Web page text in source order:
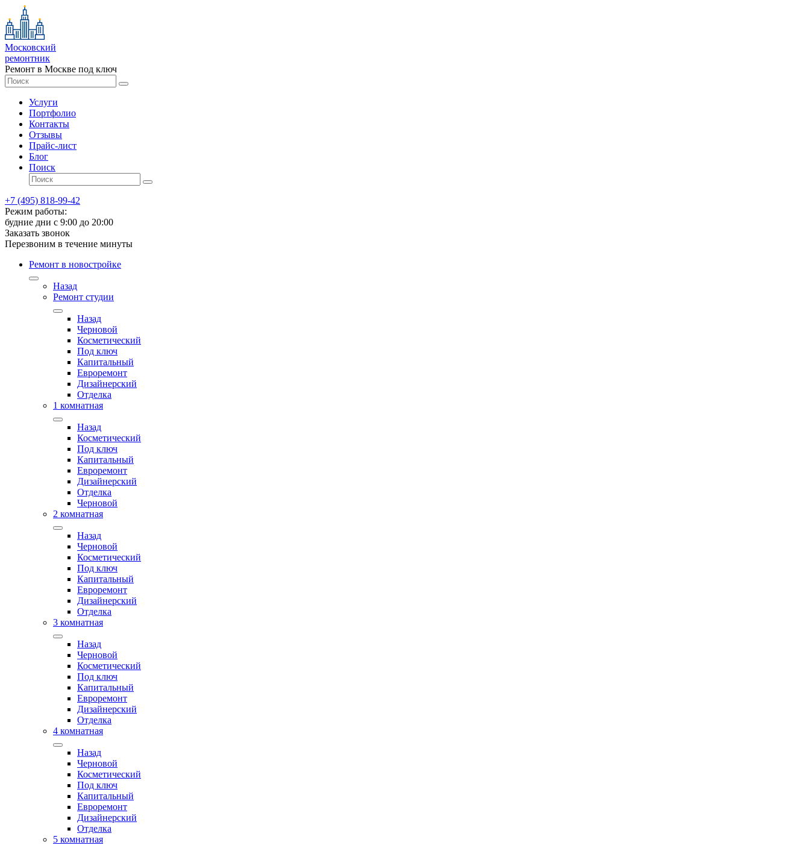
Московский
ремонтник
Ремонт в Москве под ключ
Услуги
Портфолио
Контакты
Отзывы
Прайс-лист
Блог
Поиск
+7 (495) 818-99-42
Режим работы:
будние дни с 9:00 до 20:00
Заказать звонок
Перезвоним в течение минуты
Ремонт в новостройке
Назад
Ремонт студии
Назад
Черновой
Косметический
Под ключ
Капитальный
Евроремонт
Дизайнерский
Отделка
1 комнатная
Назад
Косметический
Под ключ
Капитальный
Евроремонт
Дизайнерский
Отделка
Черновой
2 комнатная
Назад
Черновой
Косметический
Под ключ
Капитальный
Евроремонт
Дизайнерский
Отделка
3 комнатная
Назад
Черновой
Косметический
Под ключ
Капитальный
Евроремонт
Дизайнерский
Отделка
4 комнатная
Назад
Черновой
Косметический
Под ключ
Капитальный
Евроремонт
Дизайнерский
Отделка
5 комнатная